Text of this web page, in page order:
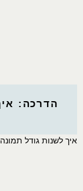
הדרכה:
איך לשנות גודל